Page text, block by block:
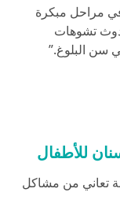
مراحل مبكرة
تشوهات
سن البلوغ.”
للأطفال
تعاني من مشاكل